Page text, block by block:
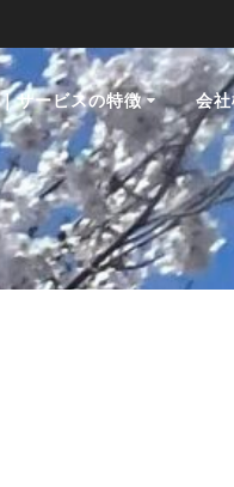
サービスの特徴 会